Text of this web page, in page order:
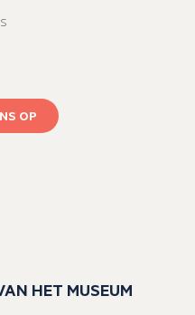
OP
HET MUSEUM